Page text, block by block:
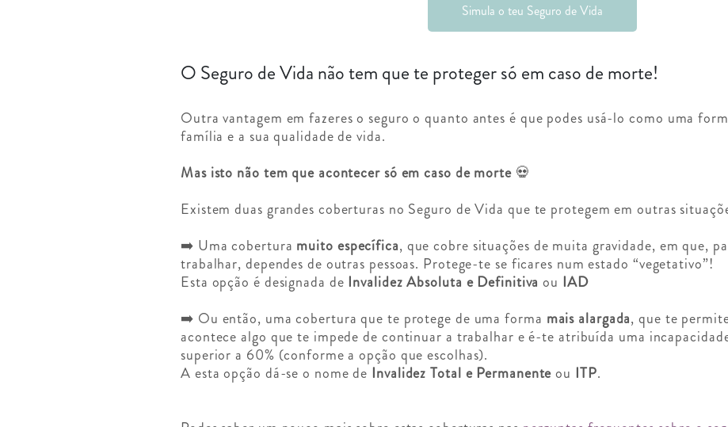
Simula o teu Seguro de Vida
O Seguro de Vida não tem que te proteger só em caso de morte!
Outra vantagem em fazeres o seguro o quanto antes é que podes usá-lo como uma
família e a sua qualidade de vida.
Mas isto não tem que acontecer só em caso de morte 💀
Existem duas grandes coberturas no Seguro de Vida que te protegem em outras
➡️ Uma cobertura muito específica, que cobre situações de muita gravidade, em que,
trabalhar, dependes de outras pessoas. Protege-te se ficares num estado “vegetativo”!
Esta opção é designada de Invalidez Absoluta e Definitiva ou IAD
➡️ Ou então, uma cobertura que te protege de uma forma mais alargada, que te
acontece algo que te impede de continuar a trabalhar e é-te atribuída uma
superior a 60% (conforme a opção que escolhas).
A esta opção dá-se o nome de Invalidez Total e Permanenteou ITP.